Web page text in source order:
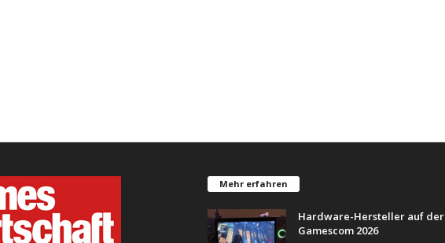
Mehr erfahren
Hardware-Hersteller auf der
Gamescom 2026